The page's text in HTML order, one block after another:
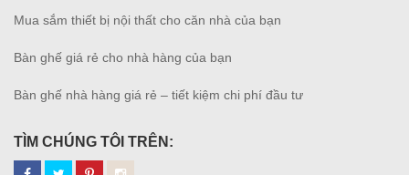
Mua sắm thiết bị nội thất cho căn nhà của bạn
Bàn ghế giá rẻ cho nhà hàng của bạn
Bàn ghế nhà hàng giá rẻ – tiết kiệm chi phí đầu tư
TÌM CHÚNG TÔI TRÊN: